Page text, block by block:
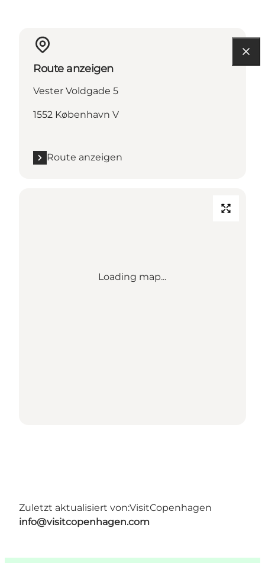
Route anzeigen
Vester Voldgade 5
1552 København V
Route anzeigen
Loading map...
Zuletzt aktualisiert von:VisitCopenhagen
info@visitcopenhagen.com